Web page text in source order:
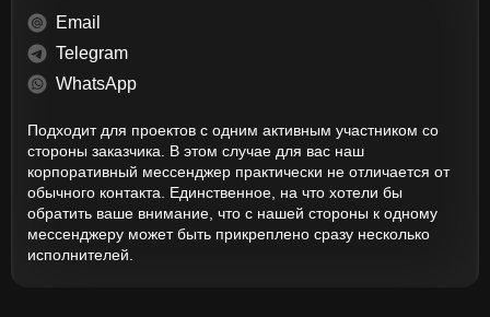
Email
Telegram
WhatsApp
Подходит для проектов с одним активным участником со
стороны заказчика. В этом случае для вас наш
корпоративный мессенджер практически не отличается от
обычного контакта. Единственное, на что хотели бы
обратить ваше внимание, что с нашей стороны к одному
мессенджеру может быть прикреплено сразу несколько
исполнителей.